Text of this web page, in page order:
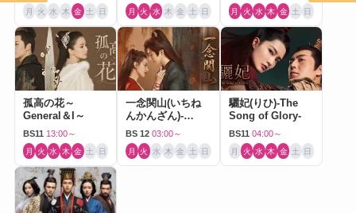
月 火 水 木 金 土 日 月 火 水 木 金 土 日 月 火 水 木 金 土 日
孤高の花～
General＆I～
BS11 13:00～
月 火 水 木 金 土 日
一念関山(いちね
んかんざん)-
Journey to Love-
BS 12 03:00～
月 火 水 木 金 土 日
驪妃(りひ)-The
Song of Glory-
BS11 04:00～
月 火 水 木 金 土 日